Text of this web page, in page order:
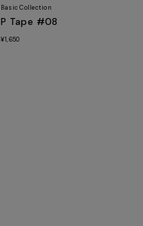
Basic Collection
P Tape #08
¥1,650